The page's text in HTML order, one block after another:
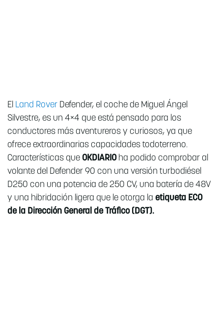
El Land Rover Defender, el coche de Miguel Ángel
Silvestre, es un 4×4 que está pensado para los
conductores más aventureros y curiosos, ya que
ofrece extraordinarias capacidades todoterreno.
Características que OKDIARIOha podido comprobar al
volante del Defender 90 con una versión turbodiésel
D250 con una potencia de 250 CV, una batería de 48V
y una hibridación ligera que le otorga la etiqueta ECO
de la Dirección General de Tráfico (DGT).